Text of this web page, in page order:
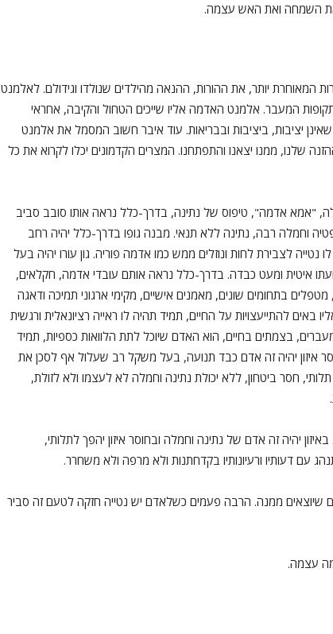
השמחה ואת האש עצמה.
יותר, את ההורות, ההנאה מהילדים שנולדו וגידולם. לאלמנט
המעבר. אלמנט האדמה אליו שייכים הטחול והקיבה, אחראי
יציבות, ביציבות ובבריאות. עוד איבר חשוב המסמל את אלמנט
שלנו, ממנו יצאנו והתפתחנו. המצרים הקדמונים יכלו לקרוא את כל
"אמא אדמה", טיפוס של נתינה, בדרך-כלל נראה אותו סובב סביב
וחמלה רבה, נתינה ללא תנאי. מבנה גופו בדרך-כלל יהיה רחב
לצבירת לחות ונוזלים ממש כמו אדמה פוריה. גון עורו יהיה בעל
איטית ומעט כבדה. בדרך-כלל נראה אותם עובדי אדמה, חקלאים,
בתחומים שונים, מאמנים אישיים, מקימי ארגוני תמיכה ודאגה
באים להתייעצויות על החיים, תמיד תהיה לו ראייה רציונאלית ורגשית
בצמתים בחיים, הוא האדם שיוכל לתת הלוואות כספיות, תמיד
איזון יהיה זה אדם כבד תנועה, בעל משקל רב שעלול אף לסכן את
חסר ביטחון, ללא יכולת נתינה וחמלה לא לעצמו ולא לזולת,
יהיה זה אדם של נתינה וחמלה ובחוסר איזון יהפך לתלותי,
עם דעותיו ורעיונותיו בקדחתנות ולא מרפה ולא משחרר.
שיוצאים ממנה. הרבה פעמים כשלאדם יש נטייה חזקה לטעם זה סביר
עצמה.